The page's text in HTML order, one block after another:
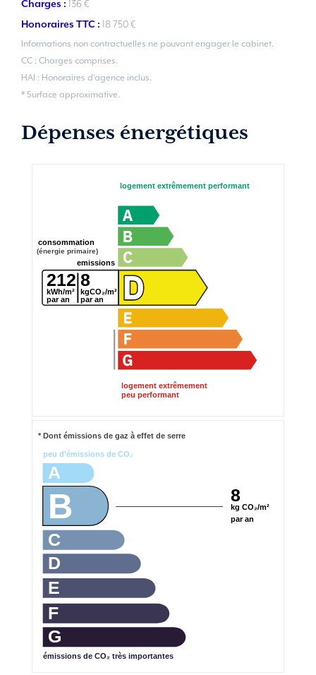
Charges : 136 €
Honoraires TTC : 18 750 €
Informations non contractuelles ne pouvant engager le cabinet.
CC : Charges comprises.
HAI : Honoraires d’agence inclus.
* Surface approximative.
Dépenses énergétiques
logement extrêmement performant
logement extrêmement
peu performant
212
kWh/m²
par an
consommation
(énergie primaire)
8
kgCO₂/m²
par an
emissions
8
kg CO₂/m²
par an
A
B
C
D
E
F
G
émissions de CO₂ très importantes
peu d'émissions de CO₂
* Dont émissions de gaz à effet de serre